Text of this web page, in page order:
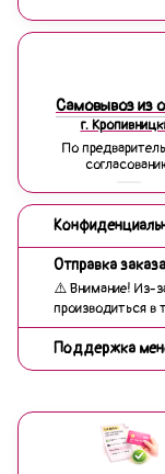
Самовывоз из
г.
По
Отправка заказа
⚠️ Внимание! Из-
производиться в
Поддержка